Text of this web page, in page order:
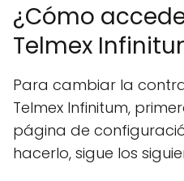
¿Cómo
Telmex
Para cambiar la
Telmex Infinitum,
página de
hacerlo, sigue los